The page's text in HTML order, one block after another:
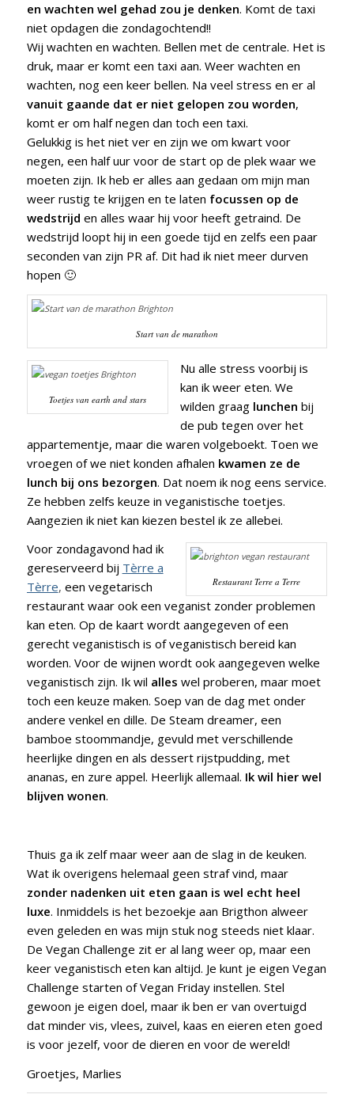
en wachten wel gehad zou je denken. Komt de taxi
niet opdagen die zondagochtend!!
Wij wachten en wachten. Bellen met de centrale. Het is
druk, maar er komt een taxi aan. Weer wachten en
wachten, nog een keer bellen. Na veel stress en er al
vanuit gaande dat er niet gelopen zou worden,
komt er om half negen dan toch een taxi.
Gelukkig is het niet ver en zijn we om kwart voor
negen, een half uur voor de start op de plek waar we
moeten zijn. Ik heb er alles aan gedaan om mijn man
weer rustig te krijgen en te laten focussen op de
wedstrijd en alles waar hij voor heeft getraind. De
wedstrijd loopt hij in een goede tijd en zelfs een paar
seconden van zijn PR af. Dit had ik niet meer durven
hopen 🙂
Start van de marathon
Toetjes van earth and stars
Nu alle stress voorbij is
kan ik weer eten. We
wilden graag lunchen bij
de pub tegen over het
appartementje, maar die waren volgeboekt. Toen we
vroegen of we niet konden afhalen kwamen ze de
lunch bij ons bezorgen. Dat noem ik nog eens service.
Ze hebben zelfs keuze in veganistische toetjes.
Aangezien ik niet kan kiezen bestel ik ze allebei.
Restaurant Terre a Terre
Voor zondagavond had ik
gereserveerd bij Tèrre a
Tèrre, een vegetarisch
restaurant waar ook een veganist zonder problemen
kan eten. Op de kaart wordt aangegeven of een
gerecht veganistisch is of veganistisch bereid kan
worden. Voor de wijnen wordt ook aangegeven welke
veganistisch zijn. Ik wil alles wel proberen, maar moet
toch een keuze maken. Soep van de dag met onder
andere venkel en dille. De Steam dreamer, een
bamboe stoommandje, gevuld met verschillende
heerlijke dingen en als dessert rijstpudding, met
ananas, en zure appel. Heerlijk allemaal. Ik wil hier wel
blijven wonen.
Thuis ga ik zelf maar weer aan de slag in de keuken.
Wat ik overigens helemaal geen straf vind, maar
zonder nadenken uit eten gaan is wel echt heel
luxe. Inmiddels is het bezoekje aan Brigthon alweer
even geleden en was mijn stuk nog steeds niet klaar.
De Vegan Challenge zit er al lang weer op, maar een
keer veganistisch eten kan altijd. Je kunt je eigen Vegan
Challenge starten of Vegan Friday instellen. Stel
gewoon je eigen doel, maar ik ben er van overtuigd
dat minder vis, vlees, zuivel, kaas en eieren eten goed
is voor jezelf, voor de dieren en voor de wereld!
Groetjes, Marlies